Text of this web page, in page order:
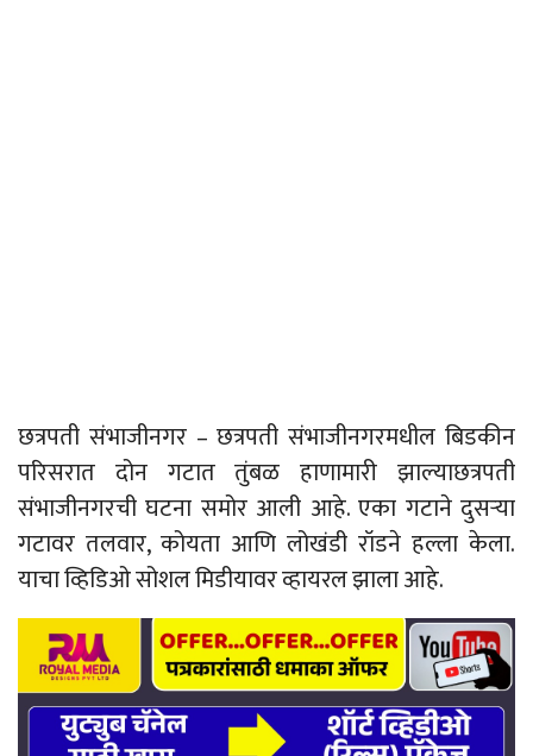
छत्रपती संभाजीनगर – छत्रपती संभाजीनगरमधील बिडकीन
परिसरात दोन गटात तुंबळ हाणामारी झाल्याछत्रपती
संभाजीनगरची घटना समोर आली आहे. एका गटाने दुसऱ्या
गटावर तलवार, कोयता आणि लोखंडी रॉडने हल्ला केला.
याचा व्हिडिओ सोशल मिडीयावर व्हायरल झाला आहे.